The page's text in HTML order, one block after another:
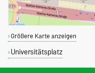
Größere Karte anzeigen
Universitätsplatz